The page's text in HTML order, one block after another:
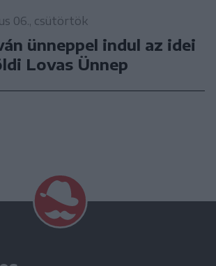
06., csütörtök
ünneppel indul az idei
Lovas Ünnep